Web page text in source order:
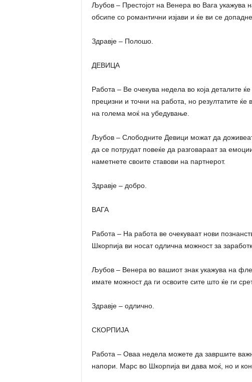
Љубов – Престојот на Венера во Вага укажува
обсипе со романтични изјави и ќе ви се
Здравје – Полошо.
ДЕВИЦА
Работа – Ве очекува недела во која деталите
прецизни и точни на работа, но резултатите
на голема моќ на убедување.
Љубов – Слободните Девици можат да
да се потрудат повеќе да разговараат за
наметнете своите ставови на партнерот.
Здравје – добро.
ВАГА
Работа – На работа ве очекуваат нови
Шкорпија ви носат одлична можност за
Љубов – Венера во вашиот знак укажува на
имате можност да ги освоите сите што ќе ги
Здравје – одлично.
СКОРПИЈА
Работа – Оваа недела можете да завршите
напори. Марс во Шкорпија ви дава моќ, но и